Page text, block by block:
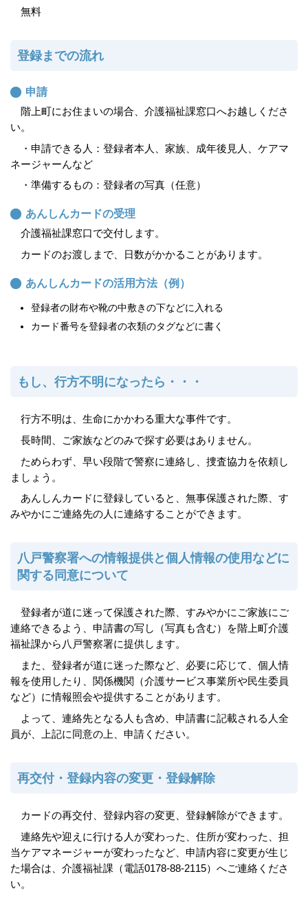
無料
登録までの流れ
申請
階上町にお住まいの場合、介護福祉課窓口へお越しくださ
い。
・申請できる人：登録者本人、家族、成年後見人、ケアマ
ネージャーんなど
・準備するもの：登録者の写真（任意）
あんしんカードの受理
介護福祉課窓口で交付します。
カードのお渡しまで、日数がかかることがあります。
あんしんカードの活用方法（例）
登録者の財布や靴の中敷きの下などに入れる
カード番号を登録者の衣類のタグなどに書く
もし、行方不明になったら・・・
行方不明は、生命にかかわる重大な事件です。
長時間、ご家族などのみで探す必要はありません。
ためらわず、早い段階で警察に連絡し、捜査協力を依頼し
ましょう。
あんしんカードに登録していると、無事保護された際、す
みやかにご連絡先の人に連絡することができます。
八戸警察署への情報提供と個人情報の使用などに
関する同意について
登録者が道に迷って保護された際、すみやかにご家族にご
連絡できるよう、申請書の写し（写真も含む）を階上町介護
福祉課から八戸警察署に提供します。
また、登録者が道に迷った際など、必要に応じて、個人情
報を使用したり、関係機関（介護サービス事業所や民生委員
など）に情報照会や提供することがあります。
よって、連絡先となる人も含め、申請書に記載される人全
員が、上記に同意の上、申請ください。
再交付・登録内容の変更・登録解除
カードの再交付、登録内容の変更、登録解除ができます。
連絡先や迎えに行ける人が変わった、住所が変わった、担
当ケアマネージャーが変わったなど、申請内容に変更が生じ
た場合は、介護福祉課（電話0178-88-2115）へご連絡くださ
い。